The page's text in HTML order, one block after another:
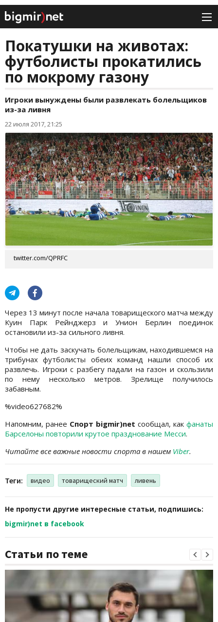
Покатушки на животах:
футболисты прокатились
по мокрому газону
Игроки вынуждены были развлекать болельщиков
из-за ливня
22 июля 2017, 21:25
twitter.com/QPRFC
Через 13 минут после начала товарищеского матча между
Куин Парк Рейнджерз и Унион Берлин поединок
остановили из-за сильного ливня.
Чтобы не дать заскучать болельщикам, находившемся на
трибунах футболисты обеих команд нашли способ их
развлечь. Игроки с разбегу падали на газон и скользили
по нему несколько метров. Зрелище получилось
забавным.
%video627682%
Напомним, ранее Спорт bigmir)net сообщал, как фанаты
Барселоны повторили крутое празднование Месси.
Читайте все важные новости спорта в нашем Viber.
Теги: видео товарищеский матч ливень
Не пропусти другие интересные статьи, подпишись:
bigmir)net в facebook
Статьи по теме